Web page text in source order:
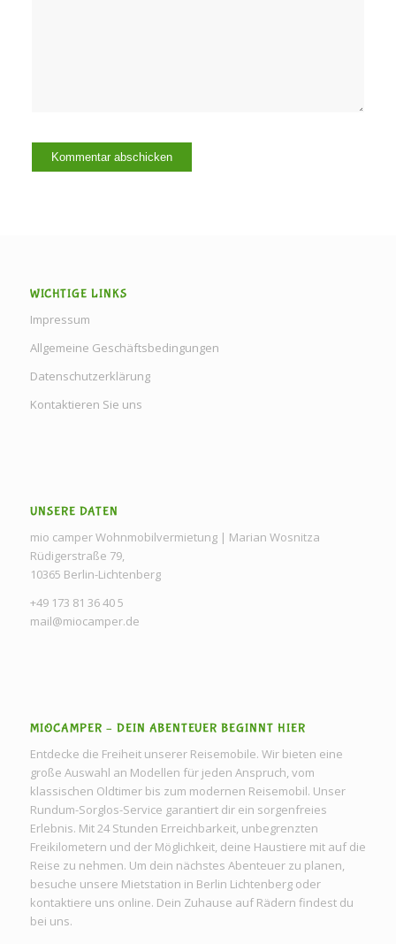
WICHTIGE LINKS
Impressum
Allgemeine Geschäftsbedingungen
Datenschutzerklärung
Kontaktieren Sie uns
UNSERE DATEN
mio camper Wohnmobilvermietung | Marian Wosnitza
Rüdigerstraße 79,
10365 Berlin-Lichtenberg
+49 173 81 36 40 5
mail@miocamper.de
MIOCAMPER – DEIN ABENTEUER BEGINNT HIER
Entdecke die Freiheit unserer Reisemobile. Wir bieten eine
große Auswahl an Modellen für jeden Anspruch, vom
klassischen Oldtimer bis zum modernen Reisemobil. Unser
Rundum-Sorglos-Service garantiert dir ein sorgenfreies
Erlebnis. Mit 24 Stunden Erreichbarkeit, unbegrenzten
Freikilometern und der Möglichkeit, deine Haustiere mit auf die
Reise zu nehmen. Um dein nächstes Abenteuer zu planen,
besuche unsere Mietstation in Berlin Lichtenberg oder
kontaktiere uns online. Dein Zuhause auf Rädern findest du
bei uns.